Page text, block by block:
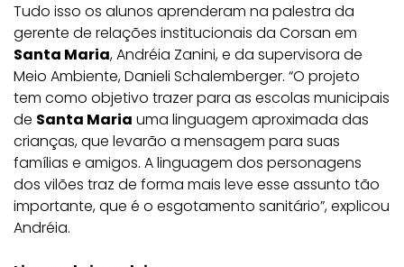
Tudo isso os alunos aprenderam na palestra da
gerente de relações institucionais da Corsan em
Santa Maria, Andréia Zanini, e da supervisora de
Meio Ambiente, Danieli Schalemberger. “O projeto
tem como objetivo trazer para as escolas municipais
de Santa Maria uma linguagem aproximada das
crianças, que levarão a mensagem para suas
famílias e amigos. A linguagem dos personagens
dos vilões traz de forma mais leve esse assunto tão
importante, que é o esgotamento sanitário”, explicou
Andréia.